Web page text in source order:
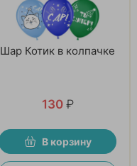
Шар Котик в колпачке
130 ₽
В корзину